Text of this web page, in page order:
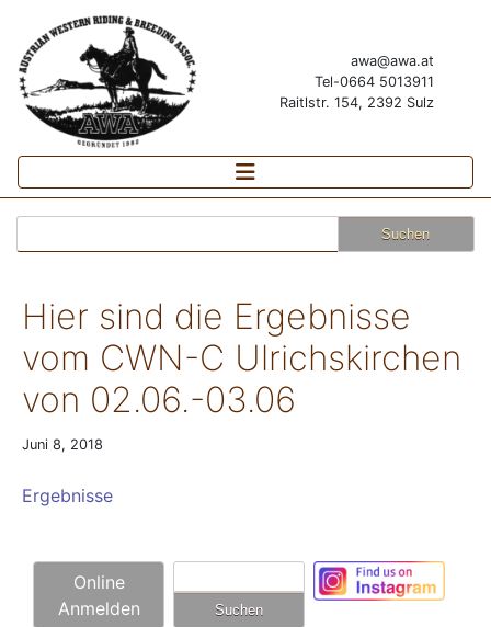
awa@awa.at
Tel-0664 5013911
Raitlstr. 154, 2392 Sulz
nach:
Hier sind die Ergebnisse
vom CWN-C Ulrichskirchen
von 02.06.-03.06
Juni 8, 2018
Ergebnisse
Online
Anmelden
nach: